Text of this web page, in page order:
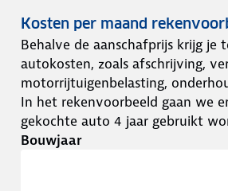
Kosten per maand
Behalve de aanschafprijs krijg je
autokosten, zoals afschrijving,
motorrijtuigenbelasting,
In het rekenvoorbeeld gaan we
gekochte auto 4 jaar gebruikt
Bouwjaar